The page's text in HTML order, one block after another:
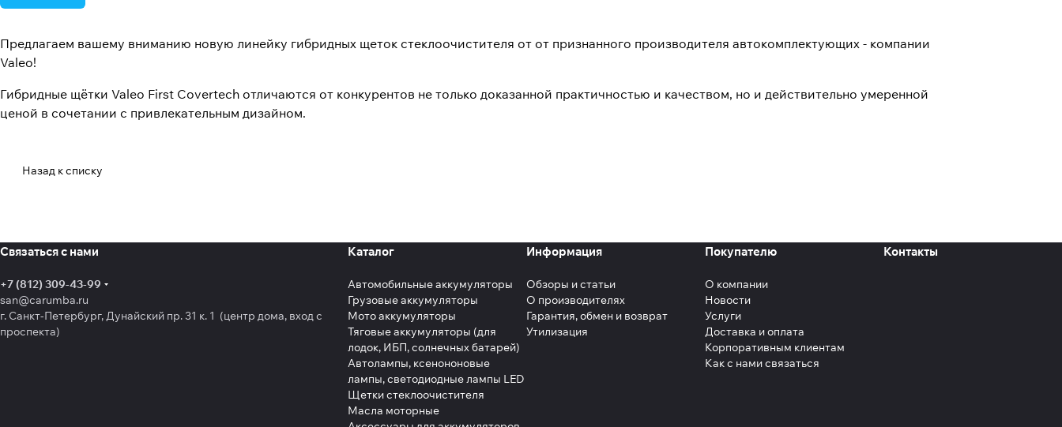
Предлагаем вашему вниманию новую линейку гибридных щеток стеклоочистителя от от признанного производителя автокомплектующих - компании
Valeo!
Гибридные щётки Valeo First Covertech отличаются от конкурентов не только доказанной практичностью и качеством, но и действительно умеренной
ценой в сочетании с привлекательным дизайном.
Назад к списку
Связаться с нами
+7 (812) 309-43-99
san@carumba.ru
г. Санкт-Петербург, Дунайский пр. 31 к. 1 (центр дома, вход с
проспекта)
Каталог
Автомобильные аккумуляторы
Грузовые аккумуляторы
Мото аккумуляторы
Тяговые аккумуляторы (для
лодок, ИБП, солнечных батарей)
Автолампы, ксенононовые
лампы, светодиодные лампы LED
Щетки стеклоочистителя
Масла моторные
Информация
Обзоры и статьи
О производителях
Гарантия, обмен и возврат
Утилизация
Покупателю
О компании
Новости
Услуги
Доставка и оплата
Корпоративным клиентам
Как с нами связаться
Контакты